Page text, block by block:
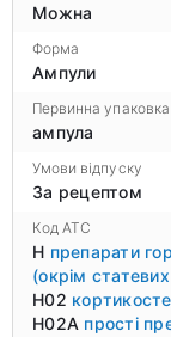
Можна
Форма
Ампули
Первинна упаковка
ампула
Умови відпуску
За рецептом
Код ATC
H препарати
(окрім статевих
H02
H02A прості